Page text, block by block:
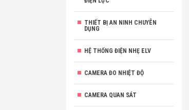
THIẾT BỊ AN NINH CHUYÊN
DỤNG
HỆ THỐNG ĐIỆN NHẸ ELV
CAMERA ĐO NHIỆT ĐỘ
CAMERA QUAN SÁT